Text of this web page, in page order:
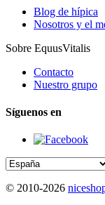
Blog de hípica
Nosotros y el
Sobre EquusVitalis
Contacto
Nuestro grupo
Síguenos en
© 2010-2026